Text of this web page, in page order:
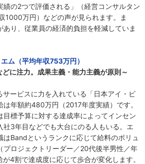
績の2つで評価される」（経営コンサルタン
1000万円）などの声が見られます。ま
あり、従業員の経済的負担を軽減していま
ム（平均年収753万円）
に注力。成果主義・能力主義が原則～
ービスに力を入れている「日本アイ・ビ
年額約480万円（2017年度実績）です。
目標予算に対する達成率によってインセン
社3年目などでも大台にのる人もいる。エ
はBandというランクに応じて給料のボリュ
プロジェクトリーダー／20代後半男性／年
4割で達成度に応じて歩合が変化します。